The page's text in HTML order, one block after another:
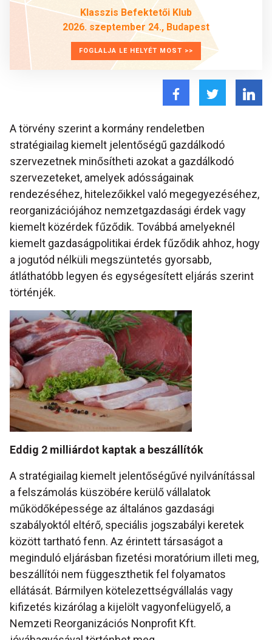
Klasszis Befektetői Klub
2026. szeptember 24., Budapest
FOGLALJA LE HELYÉT MOST >>
A törvény szerint a kormány rendeletben
stratégiailag kiemelt jelentőségű gazdálkodó
szervezetnek minősítheti azokat a gazdálkodó
szervezeteket, amelyek adósságainak
rendezéséhez, hitelezőikkel való megegyezéséhez,
reorganizációjához nemzetgazdasági érdek vagy
kiemelt közérdek fűződik. Továbbá amelyeknél
kiemelt gazdaságpolitikai érdek fűződik ahhoz, hogy
a jogutód nélküli megszüntetés gyorsabb,
átláthatóbb legyen és egységesített eljárás szerint
történjék.
Eddig 2 milliárdot kaptak a beszállítók
A stratégiailag kiemelt jelentőségűvé nyilvánítással
a felszámolás küszöbére kerülő vállalatok
működőképessége az általános gazdasági
szabályoktól eltérő, speciális jogszabályi keretek
között tartható fenn. Az érintett társaságot a
meginduló eljárásban fizetési moratórium illeti meg,
beszállítói nem függeszthetik fel folyamatos
ellátását. Bármilyen kötelezettségvállalás vagy
kifizetés kizárólag a kijelölt vagyonfelügyelő, a
Nemzeti Reorganizációs Nonprofit Kft.